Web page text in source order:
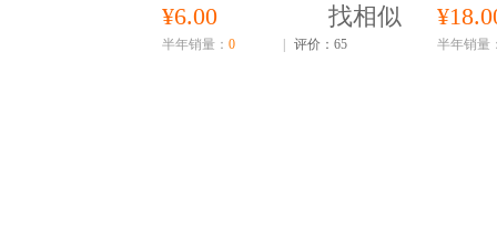
办公无线装订本作业本牛皮纸
¥6.00 找相似
半年销量： 0 评价：65
扇桌面便
半年销量